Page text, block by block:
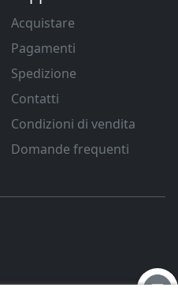
Acquistare
Pagamenti
Spedizione
Contatti
Condizioni di vendita
Domande frequenti